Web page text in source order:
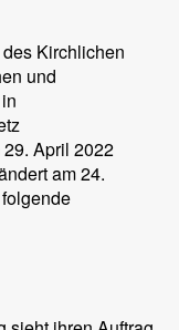
Kirchlichen
und
April 2022
am 24.